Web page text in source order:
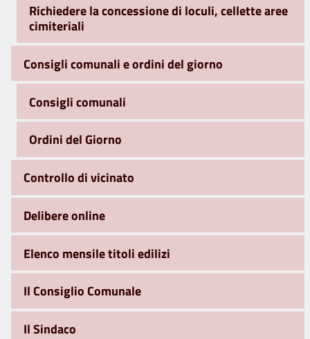
Richiedere la concessione di loculi, cellette aree
cimiteriali
Consigli comunali e ordini del giorno
Consigli comunali
Ordini del Giorno
Controllo di vicinato
Delibere online
Elenco mensile titoli edilizi
Il Consiglio Comunale
Il Sindaco